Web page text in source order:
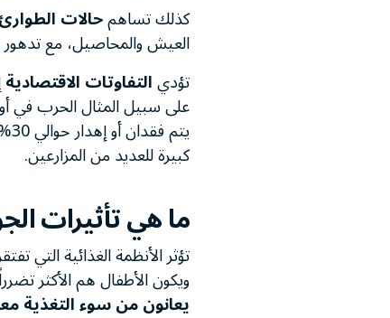
كذلك تساهمحالات
العيش والمحاصيل، مع تدهور
تؤديالتفاوتات الاقتصادية
على سبيل المثال الحرب في
كبيرة للعديد من المزارعين.
ما هي تأثيرات
تؤثر الأنظمة الغذائية التي
ويكون الأطفال هم الأكثر
يعانون من سوء التغذية معرضون للوفاة